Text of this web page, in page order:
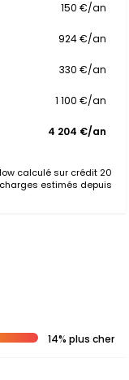
150 €/an
924 €/an
330 €/an
1 100 €/an
4 204 €/an
calculé sur crédit 20
estimés depuis
14% plus cher